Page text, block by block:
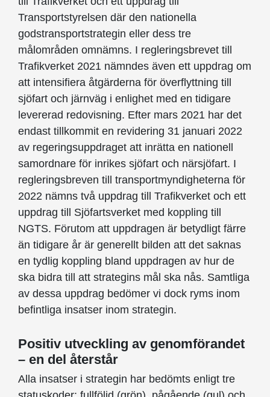
Transportstyrelsen där den nationella
godstransportstrategin eller dess tre
målområden omnämns. I regleringsbrevet till
Trafikverket 2021 nämndes även ett uppdrag om
att intensifiera åtgärderna för överflyttning till
sjöfart och järnväg i enlighet med en tidigare
levererad redovisning. Efter mars 2021 har det
endast tillkommit en revidering 31 januari 2022
av regeringsuppdraget att inrätta en nationell
samordnare för inrikes sjöfart och närsjöfart. I
regleringsbreven till transportmyndigheterna för
2022 nämns två uppdrag till Trafikverket och ett
uppdrag till Sjöfartsverket med koppling till
NGTS. Förutom att uppdragen är betydligt färre
än tidigare år är generellt bilden att det saknas
en tydlig koppling bland uppdragen av hur de
ska bidra till att strategins mål ska nås. Samtliga
av dessa uppdrag bedömer vi dock ryms inom
befintliga insatser inom strategin.
Positiv utveckling av genomförandet
– en del återstår
Alla insatser i strategin har bedömts enligt tre